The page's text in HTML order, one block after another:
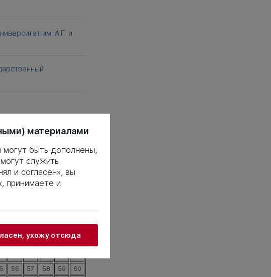
им. А.Г. и
Что это такое?
56 57 58 59
60
материалами
могут быть дополнены,
служить
и согласен», вы
принимаете и
ухожу отсюда